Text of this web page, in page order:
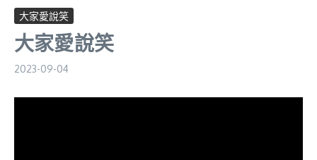
大家愛說笑
大家愛說笑
2023-09-04